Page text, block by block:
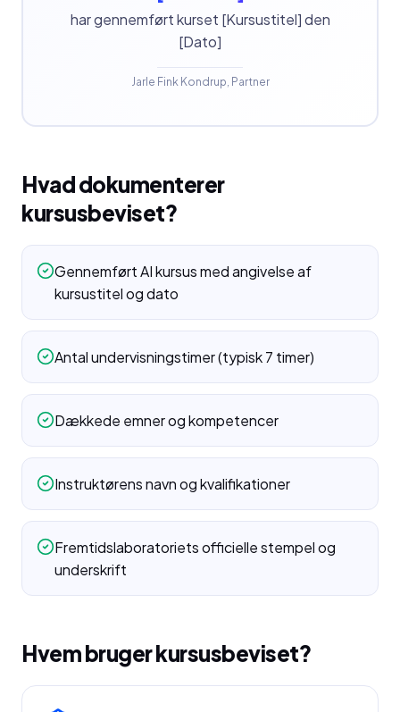
har gennemført kurset [Kursustitel] den
[Dato]
Jarle Fink Kondrup, Partner
Hvad dokumenterer
kursusbeviset?
Gennemført AI kursus med angivelse af
kursustitel og dato
Antal undervisningstimer (typisk 7 timer)
Dækkede emner og kompetencer
Instruktørens navn og kvalifikationer
Fremtidslaboratoriets officielle stempel og
underskrift
Hvem bruger kursusbeviset?